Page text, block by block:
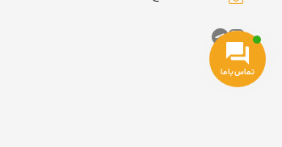
تماس با ما